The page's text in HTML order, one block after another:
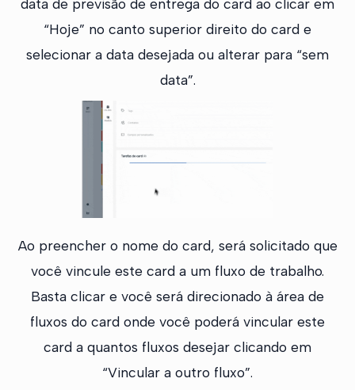
data de previsão de entrega do card ao clicar em
“Hoje” no canto superior direito do card e
selecionar a data desejada ou alterar para “sem
data”.
Ao preencher o nome do card, será solicitado que
você vincule este card a um fluxo de trabalho.
Basta clicar e você será direcionado à área de
fluxos do card onde você poderá vincular este
card a quantos fluxos desejar clicando em
“Vincular a outro fluxo”.